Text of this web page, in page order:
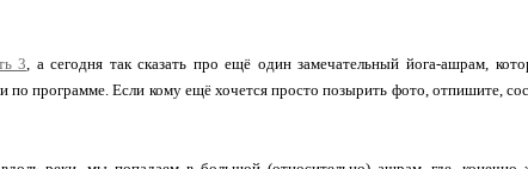
3, а сегодня так сказать про ещё один замечательный йога-ашрам,
по программе. Если кому ещё хочется просто позырить фото, отпишите,